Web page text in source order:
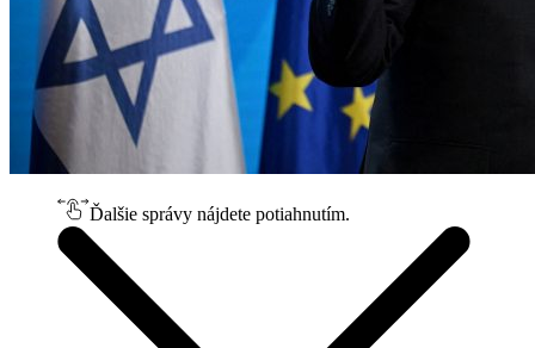
Ďalšie správy nájdete potiahnutím.